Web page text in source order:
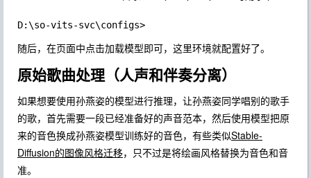
随后，在页面中点击加载模型即可，这里环境就配置好了。
原始歌曲处理（人声和伴奏分离）
如果想要使用孙燕姿的模型进行推理，让孙燕姿同学唱别的歌手
的歌，首先需要一段已经准备好的声音范本，然后使用模型把原
来的音色换成孙燕姿模型训练好的音色，有些类似Stable-
Diffusion的图像风格迁移，只不过是将绘画风格替换为音色和音
准。